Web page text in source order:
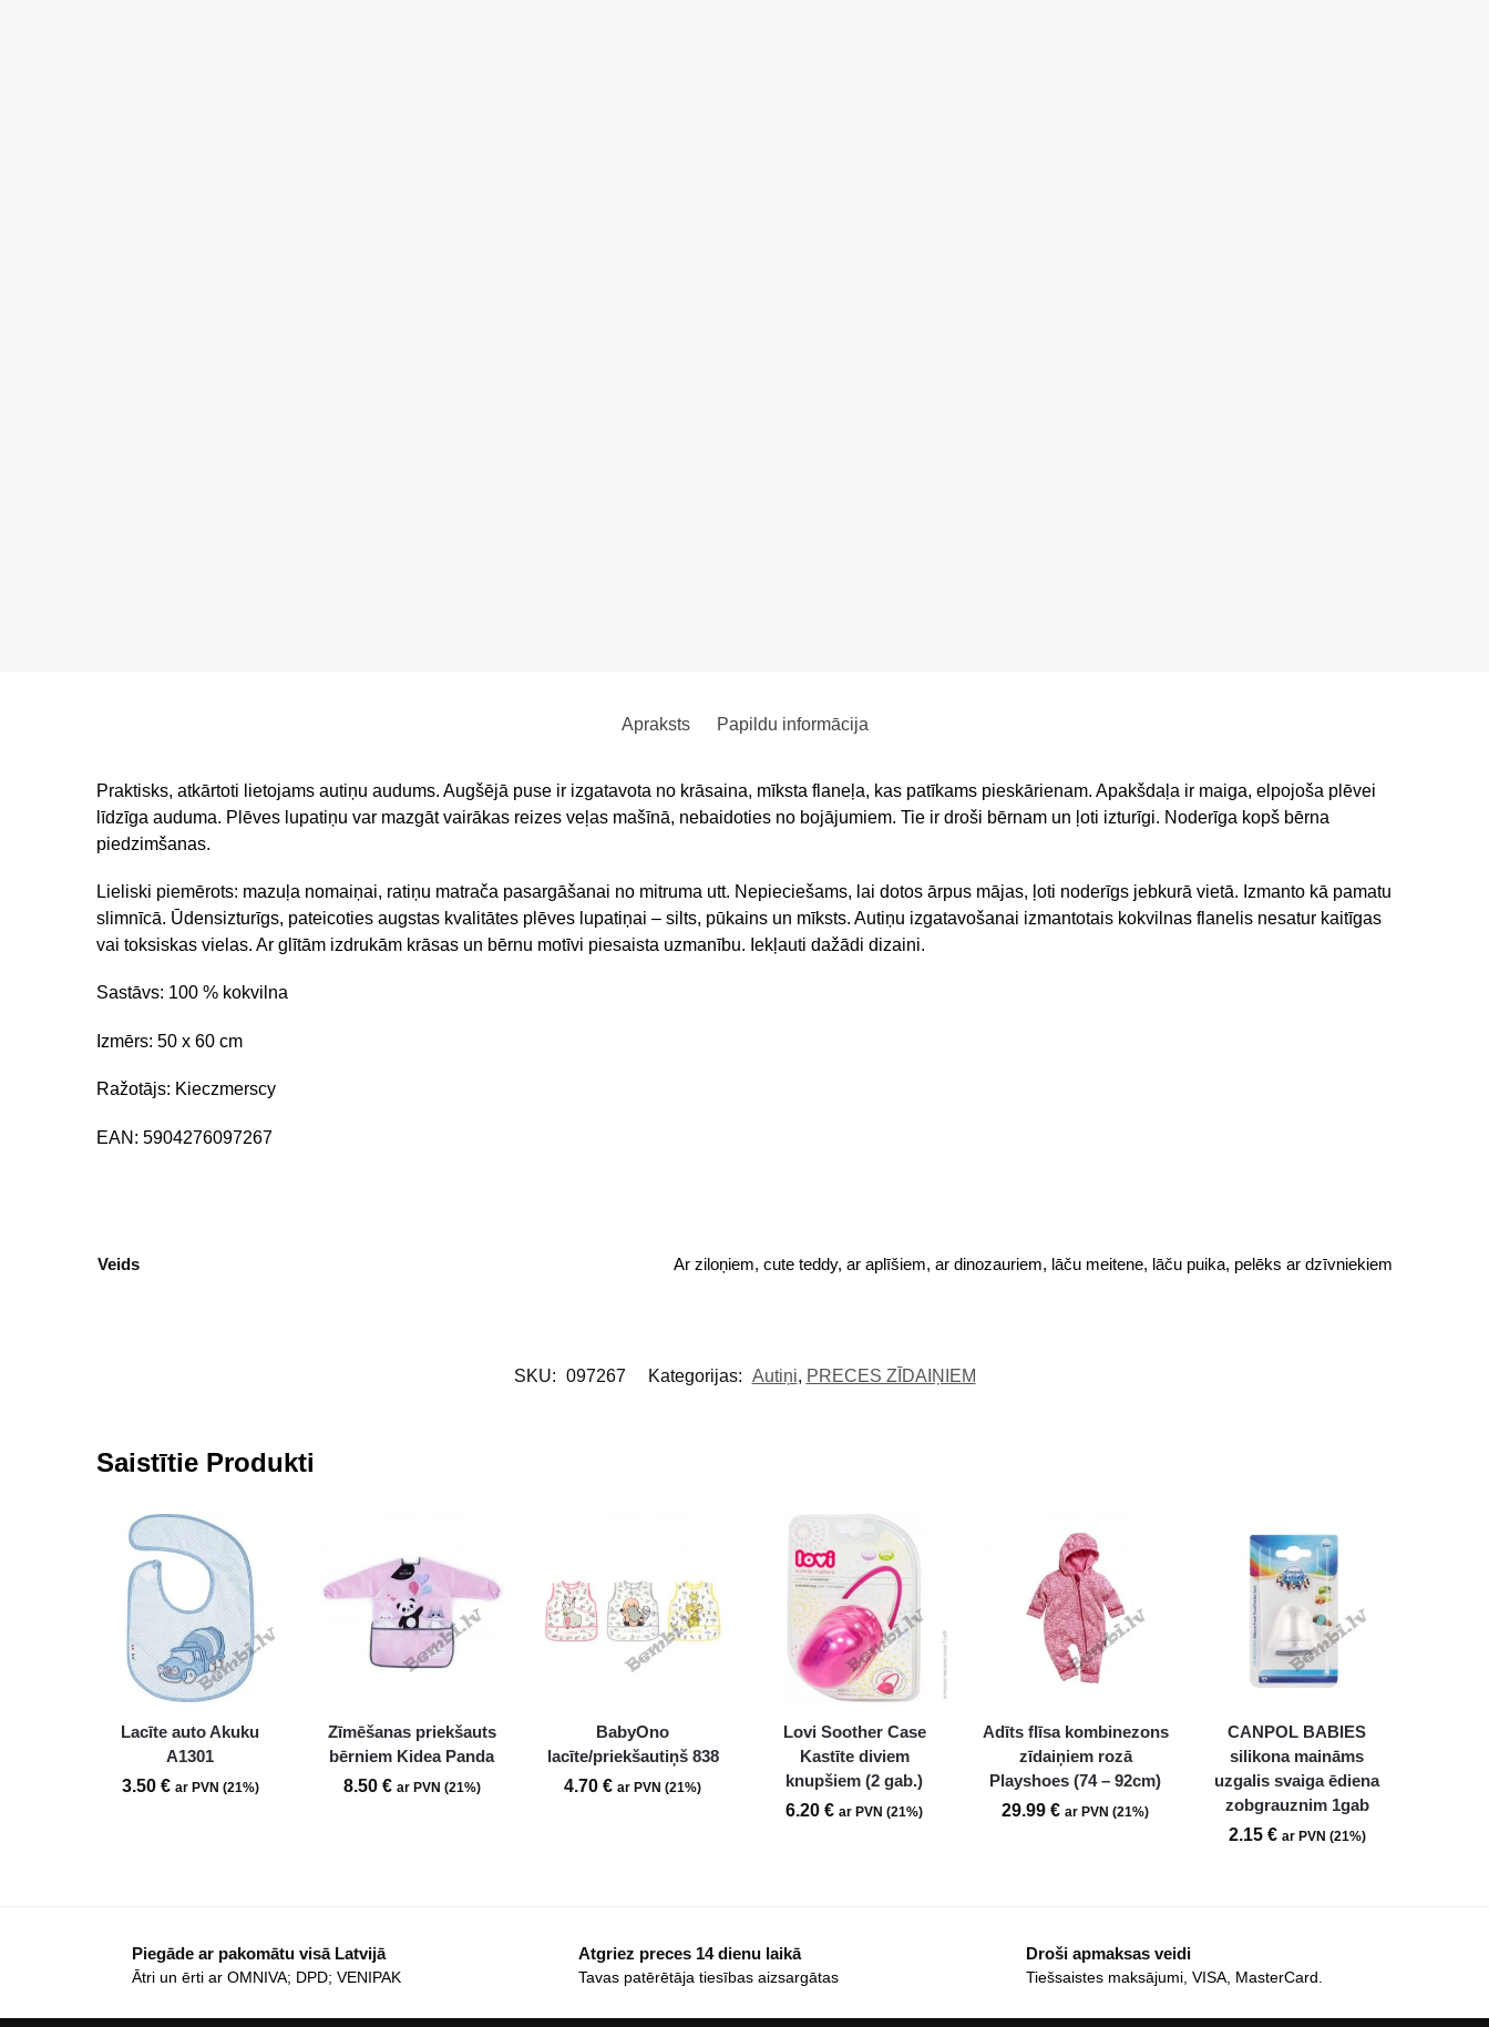
Apraksts Papildu informācija
Praktisks, atkārtoti lietojams autiņu audums. Augšējā puse ir izgatavota no krāsaina, mīksta flaneļa, kas patīkams pieskārienam. Apakšdaļa ir maiga, elpojoša plēvei
līdzīga auduma. Plēves lupatiņu var mazgāt vairākas reizes veļas mašīnā, nebaidoties no bojājumiem. Tie ir droši bērnam un ļoti izturīgi. Noderīga kopš bērna
piedzimšanas.
Lieliski piemērots: mazuļa nomaiņai, ratiņu matrača pasargāšanai no mitruma utt. Nepieciešams, lai dotos ārpus mājas, ļoti noderīgs jebkurā vietā. Izmanto kā pamatu
slimnīcā. Ūdensizturīgs, pateicoties augstas kvalitātes plēves lupatiņai – silts, pūkains un mīksts. Autiņu izgatavošanai izmantotais kokvilnas flanelis nesatur kaitīgas
vai toksiskas vielas. Ar glītām izdrukām krāsas un bērnu motīvi piesaista uzmanību. Iekļauti dažādi dizaini.
Sastāvs: 100 % kokvilna
Izmērs: 50 x 60 cm
Ražotājs: Kieczmerscy
EAN: 5904276097267
Veids Ar ziloņiem, cute teddy, ar aplīšiem, ar dinozauriem, lāču meitene, lāču puika, pelēks ar dzīvniekiem
SKU: 097267 Kategorijas: Autiņi, PRECES ZĪDAIŅIEM
Saistītie Produkti
Lacīte auto Akuku
A1301
3.50 € ar PVN (21%)
Zīmēšanas priekšauts
bērniem Kidea Panda
8.50 € ar PVN (21%)
BabyOno
lacīte/priekšautiņš 838
4.70€ ar PVN (21%)
Lovi Soother Case
Kastīte diviem
knupšiem (2 gab.)
6.20€ ar PVN (21%)
Adīts flīsa kombinezons
zīdaiņiem rozā
Playshoes (74 – 92cm)
29.99€ ar PVN (21%)
CANPOL BABIES
silikona maināms
uzgalis svaiga ēdiena
zobgrauznim 1gab
2.15 € ar PVN (21%)
Piegāde ar pakomātu visā Latvijā
Ātri un ērti ar OMNIVA; DPD; VENIPAK
Atgriez preces 14 dienu laikā
Tavas patērētāja tiesības aizsargātas
Droši apmaksas veidi
Tiešsaistes maksājumi, VISA, MasterCard.